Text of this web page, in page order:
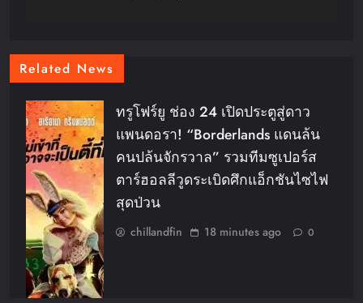
Related News
ทรูโฟร์ยู ช่อง 24 เปิดประตูสู่ดาว
แพนดอรา! “Borderlands แดนล้น
คนปล้นจักรวาล” รวมทีมซูเปอร์ส
ตาร์ฮอลลีวูดระเบิดศึกแอ็กชันไซไฟ
สุดป่วน
chillandfin 18 minutes ago 0